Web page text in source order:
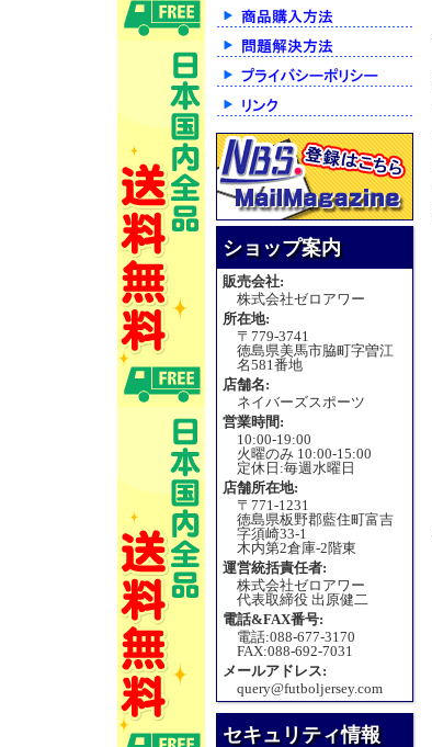
ショップ案内
販売会社:
株式会社ゼロアワー
所在地:
〒779-3741
徳島県美馬市脇町字曽江
名581番地
店舗名:
ネイバーズスポーツ
営業時間:
10:00-19:00
火曜のみ 10:00-15:00
定休日:毎週水曜日
店舗所在地:
〒771-1231
徳島県板野郡藍住町富吉
字須崎33-1
木内第2倉庫-2階東
運営統括責任者:
株式会社ゼロアワー
代表取締役 出原健二
電話&FAX番号:
電話:088-677-3170
FAX:088-692-7031
メールアドレス:
query@futboljersey.com
セキュリティ情報